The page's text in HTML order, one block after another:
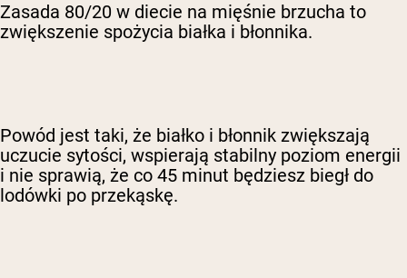
Zasada 80/20 w diecie na mięśnie brzucha to
zwiększenie spożycia białka i błonnika.
Powód jest taki, że białko i błonnik zwiększają
uczucie sytości, wspierają stabilny poziom energii
i nie sprawią, że co 45 minut będziesz biegł do
lodówki po przekąskę.